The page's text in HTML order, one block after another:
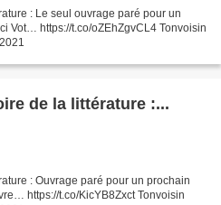
: Le seul ouvrage paré pour un
Vot… https://t.co/oZEhZgvCL4 Tonvoisin
de la littérature :...
: Ouvrage paré pour un prochain
https://t.co/KicYB8Zxct Tonvoisin